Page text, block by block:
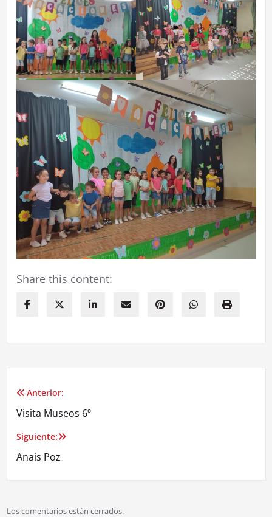
Share this content:
Anterior:
Visita Museos 6º
Siguiente:
Anais Poz
Los comentarios están cerrados.